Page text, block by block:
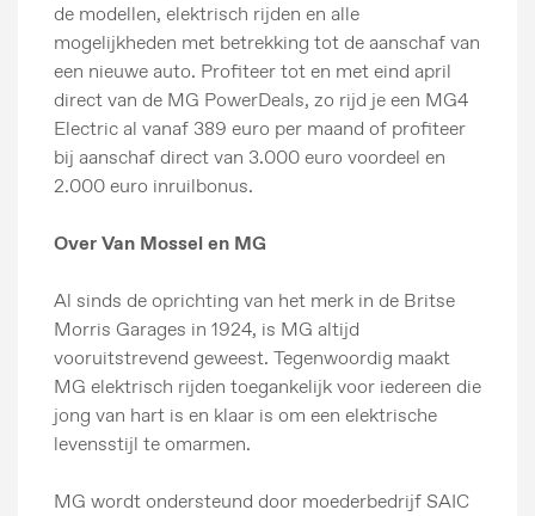
de modellen, elektrisch rijden en alle
mogelijkheden met betrekking tot de aanschaf van
een nieuwe auto. Profiteer tot en met eind april
direct van de MG PowerDeals, zo rijd je een MG4
Electric al vanaf 389 euro per maand of profiteer
bij aanschaf direct van 3.000 euro voordeel en
2.000 euro inruilbonus.
Over Van Mossel en MG
Al sinds de oprichting van het merk in de Britse
Morris Garages in 1924, is MG altijd
vooruitstrevend geweest. Tegenwoordig maakt
MG elektrisch rijden toegankelijk voor iedereen die
jong van hart is en klaar is om een elektrische
levensstijl te omarmen.
MG wordt ondersteund door moederbedrijf SAIC